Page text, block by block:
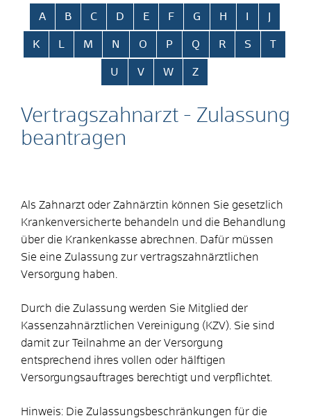
Alphabetisches Register überspringen
A B C D E F G H
K L M N O P Q R S T
U V W Z
Vertragszahnarzt - Zulassung
beantragen
Als Zahnarzt oder Zahnärztin können Sie gesetzlich
Krankenversicherte behandeln und die Behandlung
über die Krankenkasse abrechnen. Dafür müssen
Sie eine Zulassung zur vertragszahnärztlichen
Versorgung haben.
Durch die Zulassung werden Sie Mitglied der
Kassenzahnärztlichen Vereinigung (KZV). Sie sind
damit zur Teilnahme an der Versorgung
entsprechend ihres vollen oder hälftigen
Versorgungsauftrages berechtigt und verpflichtet.
Hinweis: Die Zulassungsbeschränkungen für die